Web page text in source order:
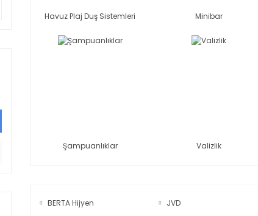
Havuz Plaj Duş Sistemleri Minibar
Şampuanlıklar Valizlik
BERTA Hijyen JVD